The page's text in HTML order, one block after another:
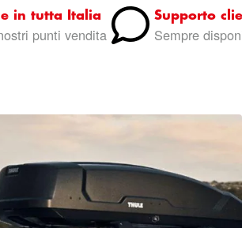
in tutta Italia
punti vendita
Supporto
Sempre